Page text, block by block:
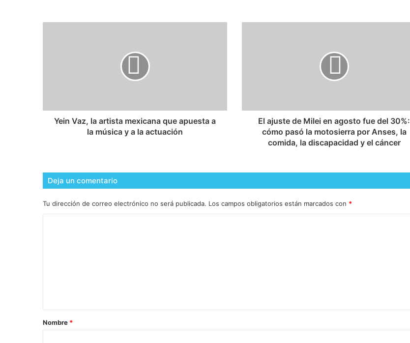
Yein Vaz, la artista mexicana que apuesta a
la música y a la actuación
El ajuste de Milei en agosto fue del 30%:
cómo pasó la motosierra por Anses, la
comida, la discapacidad y el cáncer
Deja un comentario
Tu dirección de correo electrónico no será publicada. Los campos obligatorios están marcados con *
Nombre *